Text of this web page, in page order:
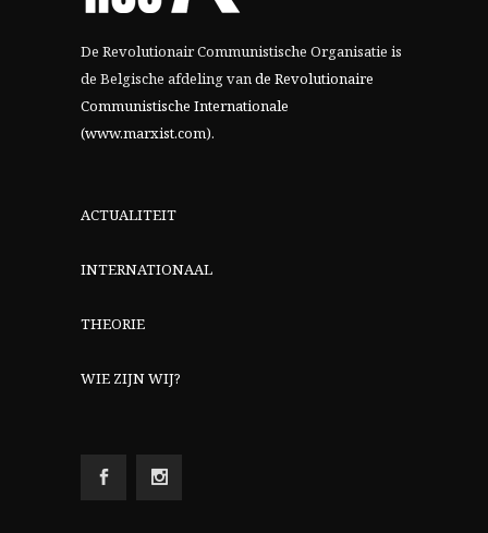
De Revolutionair Communistische Organisatie is
de Belgische afdeling vande Revolutionaire
Communistische Internationale
(www.marxist.com).
ACTUALITEIT
INTERNATIONAAL
THEORIE
WIE ZIJN WIJ?